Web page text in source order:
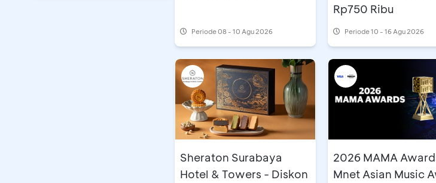
Periode08 - 10 Agu 2026
Rp750 Ribu
Periode10 - 16 Agu 2026
Sheraton Surabaya
Hotel & Towers - Diskon
2026 MAMA
Mnet Asian Music